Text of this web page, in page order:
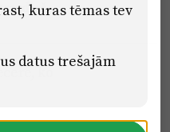
ko
kuras tēmas tev
datus trešajām